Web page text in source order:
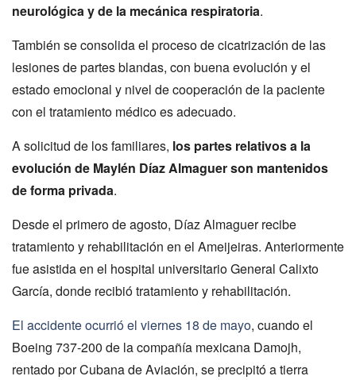
neurológica y de la mecánica respiratoria.
También se consolida el proceso de cicatrización de las
lesiones de partes blandas, con buena evolución y el
estado emocional y nivel de cooperación de la paciente
con el tratamiento médico es adecuado.
A solicitud de los familiares, los partes relativos a la
evolución de Maylén Díaz Almaguer son mantenidos
de forma privada.
Desde el primero de agosto, Díaz Almaguer recibe
tratamiento y rehabilitación en el Ameijeiras. Anteriormente
fue asistida en el hospital universitario General Calixto
García, donde recibió tratamiento y rehabilitación.
El accidente ocurrió el viernes 18 de mayo, cuando el
Boeing 737-200 de la compañía mexicana Damojh,
rentado por Cubana de Aviación, se precipitó a tierra